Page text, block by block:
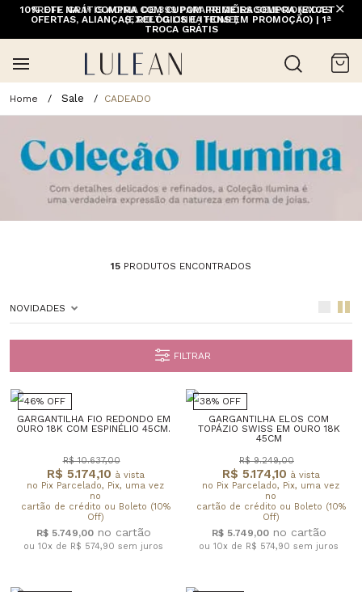
FRETE GRÁTIS ACIMA DE 399 PARA REGIÕES SELECIONADAS
(EXCETO LINHA HOME)
10% OFF NA 1ª COMPRA COM CUPOM PRIMEIRACOMPRA (EXCETO
OFERTAS, ALIANÇAS, RELÓGIOS E ITENS EM PROMOÇÃO) | 1ª
TROCA GRÁTIS
Sale CADEADO
15 PRODUTOS ENCONTRADOS
NOVIDADES
FILTRAR
46% OFF
GARGANTILHA FIO REDONDO EM
OURO 18K COM ESPINÉLIO 45CM.
R$ 5.174,10 à vista
no Pix Parcelado, Pix, uma vez
no
cartão de crédito ou Boleto (10%
Off)
R$ 10.637,00
R$ 5.749,00
ou 10x de R$ 574,90 sem juros
38% OFF
GARGANTILHA ELOS COM
TOPÁZIO SWISS EM OURO 18K
45CM
R$ 5.174,10 à vista
no Pix Parcelado, Pix, uma vez
no
cartão de crédito ou Boleto (10%
Off)
R$ 9.249,00
R$ 5.749,00
ou 10x de R$ 574,90 sem juros